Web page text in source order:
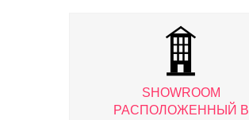
SHOWROOM
РАСПОЛОЖЕННЫЙ В